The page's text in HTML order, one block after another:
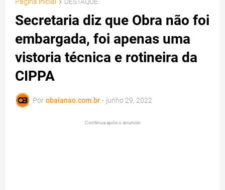
Secretaria diz que Obra não foi
embargada, foi apenas uma
vistoria técnica e rotineira da
CIPPA
Por obaianao.com.br - junho 29, 2022
Continua após o anuncio